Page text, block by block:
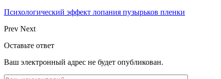
Психологический эффект лопания пузырьков пленки
Prev Next
Оставьте ответ
Ваш электронный адрес не будет опубликован.